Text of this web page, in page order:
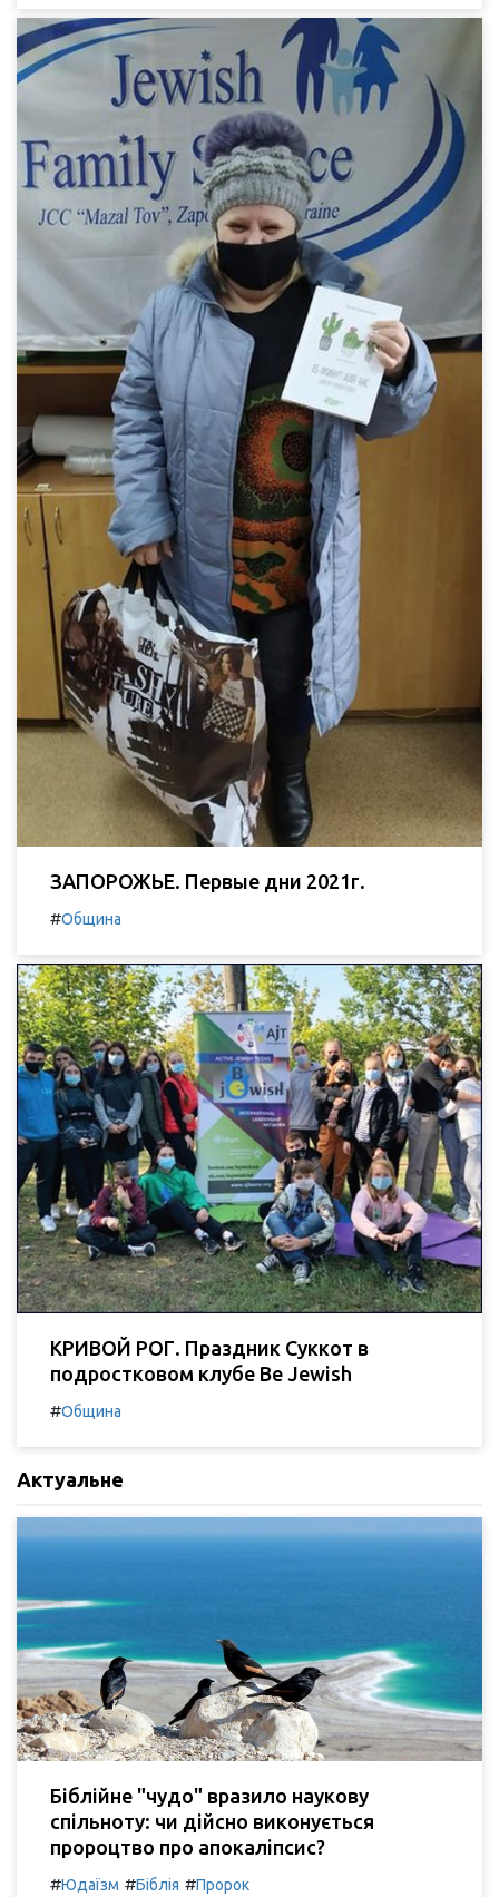
ЗАПОРОЖЬЕ. Первые дни 2021г.
#Община
КРИВОЙ РОГ. Праздник Суккот в
подростковом клубе Be Jewish
#Община
Актуальне
Біблійне "чудо" вразило наукову
спільноту: чи дійсно виконується
пророцтво про апокаліпсис?
#Юдаїзм #Біблія #Пророк